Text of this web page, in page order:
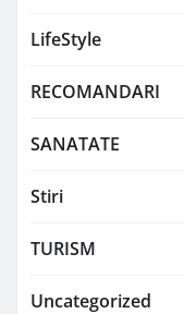
LifeStyle
RECOMANDARI
SANATATE
Stiri
TURISM
Uncategorized